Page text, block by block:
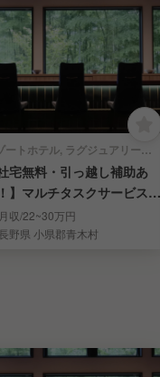
リゾートホテル, ラグジュアリーホテル, ビジネスホテル, 旅館・温泉 | 宿泊部門 | 宿泊全般
社宅無料・引っ越し補助あ
】マルチタスクサービスス
フ募集！
月収/22~30万円
長野県 小県郡青木村